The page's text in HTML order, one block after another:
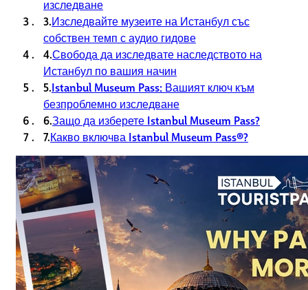
изследване
3.Изследвайте музеите на Истанбул със
собствен темп с аудио гидове
4.Свобода да изследвате наследството на
Истанбул по вашия начин
5.Istanbul Museum Pass: Вашият ключ към
безпроблемно изследване
6.Защо да изберете Istanbul Museum Pass?
7.Какво включва Istanbul Museum Pass®?